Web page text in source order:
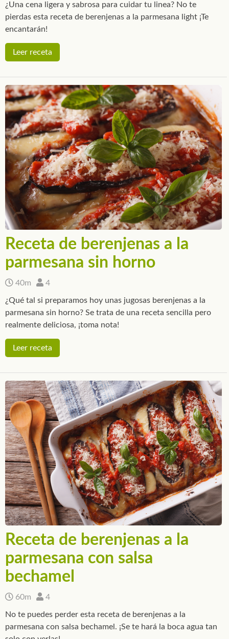
¿Una cena ligera y sabrosa para cuidar tu linea? No te
pierdas esta receta de berenjenas a la parmesana light ¡Te
encantarán!
Leer receta
Receta de berenjenas a la
parmesana sin horno
40m 4
¿Qué tal si preparamos hoy unas jugosas berenjenas a la
parmesana sin horno? Se trata de una receta sencilla pero
realmente deliciosa, ¡toma nota!
Leer receta
Receta de berenjenas a la
parmesana con salsa
bechamel
60m 4
No te puedes perder esta receta de berenjenas a la
parmesana con salsa bechamel. ¡Se te hará la boca agua tan